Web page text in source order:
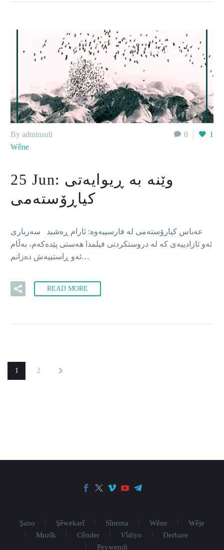
0 1
By adminsuli
Wêne
25 Jun: وێنە بە ڕيوايەتى
كياڕۆستەمى
عەباس كيارۆستەمى لە فارسييەوە: ئارام ڕەشيد سەربارى
ئەو ئازادييەى كە لە دروستكردنى فيلمدا هەستى پێدەكەم، بەڵام
ئەو ڕاستييەش دەزانم…
READ MORE
1 2
Şano Şêwekarî Sînema Wêne
Wêje
Muzîk
Cênder Vîdiyo
Derbare
Peywendi